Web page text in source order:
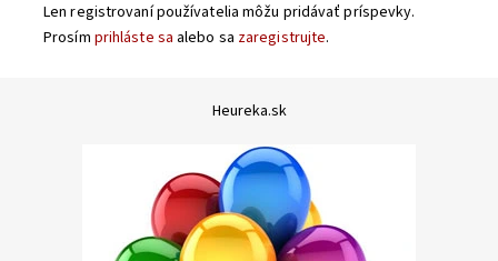
Len registrovaní používatelia môžu pridávať príspevky.
Prosím prihláste sa alebo sa zaregistrujte.
Heureka.sk